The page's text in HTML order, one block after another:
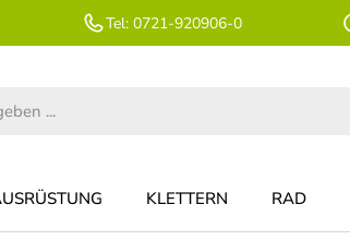
Tel: 0721-920906-0
KLETTERN RAD